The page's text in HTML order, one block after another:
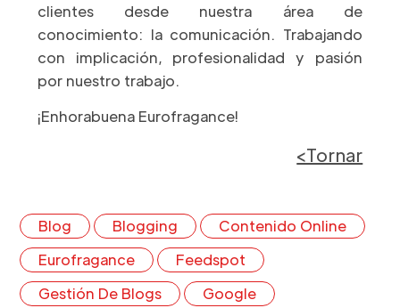
clientes desde nuestra área de
conocimiento: la comunicación. Trabajando
con implicación, profesionalidad y pasión
por nuestro trabajo.
¡Enhorabuena Eurofragance!
<Tornar
Blog Blogging
Contenido Online
Eurofragance
Feedspot
Gestión De Blogs
Google